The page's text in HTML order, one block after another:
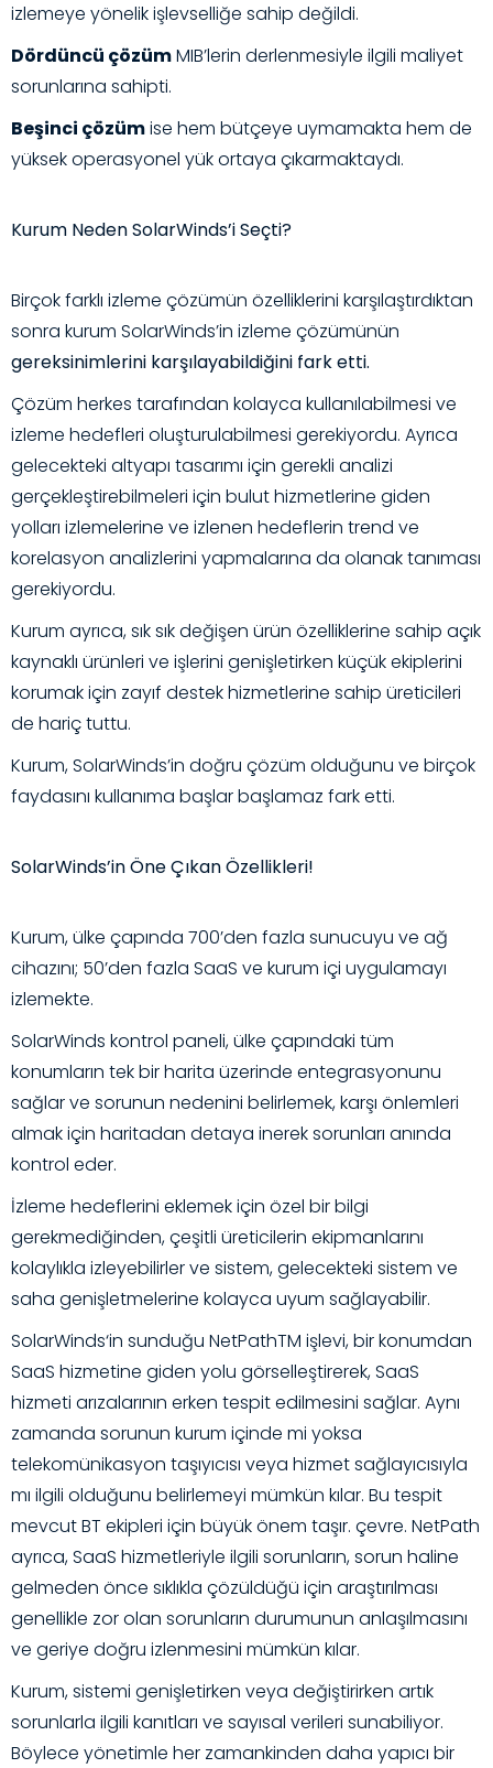
izlemeye yönelik işlevselliğe sahip değildi.
Dördüncü çözümMIB’lerin derlenmesiyle ilgili maliyet
sorunlarına sahipti.
Beşinci çözümise hem bütçeye uymamakta hem de
yüksek operasyonel yük ortaya çıkarmaktaydı.
Kurum Neden SolarWinds’i Seçti?
Birçok farklı izleme çözümün özelliklerini karşılaştırdıktan
sonra kurum SolarWinds’in izleme çözümünün
gereksinimlerini karşılayabildiğini fark etti.
Çözüm herkes tarafından kolayca kullanılabilmesi ve
izleme hedefleri oluşturulabilmesi gerekiyordu. Ayrıca
gelecekteki altyapı tasarımı için gerekli analizi
gerçekleştirebilmeleri için bulut hizmetlerine giden
yolları izlemelerine ve izlenen hedeflerin trend ve
korelasyon analizlerini yapmalarına da olanak tanıması
gerekiyordu.
Kurum ayrıca, sık sık değişen ürün özelliklerine sahip açık
kaynaklı ürünleri ve işlerini genişletirken küçük ekiplerini
korumak için zayıf destek hizmetlerine sahip üreticileri
de hariç tuttu.
Kurum,SolarWinds’in doğru çözüm olduğunu ve birçok
faydasını kullanıma başlar başlamaz fark etti.
SolarWinds’in Öne Çıkan Özellikleri!
Kurum, ülke çapında 700’den fazla sunucuyu ve ağ
cihazını; 50’den fazla SaaS ve kurum içi uygulamayı
izlemekte.
SolarWinds kontrol paneli, ülke çapındaki tüm
konumların tek bir harita üzerinde entegrasyonunu
sağlar ve sorunun nedenini belirlemek, karşı önlemleri
almak için haritadan detaya inerek sorunları anında
kontrol eder.
İzleme hedeflerini eklemek için özel bir bilgi
gerekmediğinden, çeşitli üreticilerin ekipmanlarını
kolaylıkla izleyebilirler ve sistem, gelecekteki sistem ve
saha genişletmelerine kolayca uyum sağlayabilir.
SolarWinds‘in sunduğu NetPathTM işlevi, bir konumdan
SaaS hizmetine giden yolu görselleştirerek, SaaS
hizmeti arızalarının erken tespit edilmesini sağlar. Aynı
zamanda sorunun kurum içinde mi yoksa
telekomünikasyon taşıyıcısı veya hizmet sağlayıcısıyla
mı ilgili olduğunu belirlemeyi mümkün kılar. Bu tespit
mevcut BT ekipleri için büyük önem taşır. çevre. NetPath
ayrıca, SaaS hizmetleriyle ilgili sorunların, sorun haline
gelmeden önce sıklıkla çözüldüğü için araştırılması
genellikle zor olan sorunların durumunun anlaşılmasını
ve geriye doğru izlenmesini mümkün kılar.
Kurum, sistemi genişletirken veya değiştirirken artık
sorunlarla ilgili kanıtları ve sayısal verileri sunabiliyor.
Böylece yönetimle her zamankinden daha yapıcı bir